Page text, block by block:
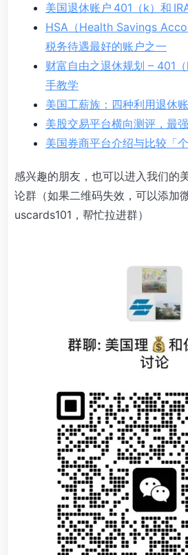
美国退休账户 401（k）和
HSA（Health Savings
税务待遇最好的账户之一
财富自由之退休规划 – 401
手教学
美国工薪族：四种利用退休
美股交易平台横向测评，最
美国券商平台介绍与比较「
感兴趣的朋友，也可以进入我们的
论群（如果二维码失效，可以添加
uscards101，帮忙拉进群）